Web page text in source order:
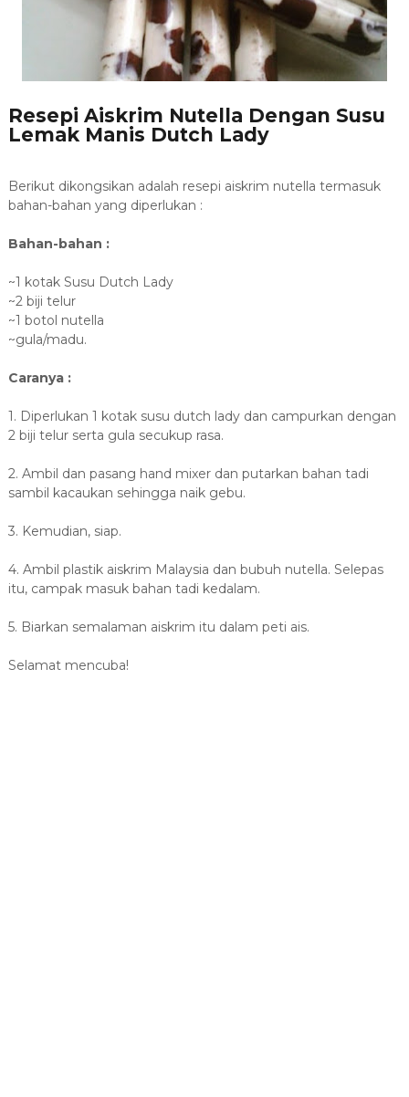
Resepi Aiskrim Nutella Dengan Susu
Lemak Manis Dutch Lady
Berikut dikongsikan adalah resepi aiskrim nutella termasuk
bahan-bahan yang diperlukan :
Bahan-bahan :
~1 kotak Susu Dutch Lady
~2 biji telur
~1 botol nutella
~gula/madu.
Caranya :
1. Diperlukan 1 kotak susu dutch lady dan campurkan dengan
2 biji telur serta gula secukup rasa.
2. Ambil dan pasang hand mixer dan putarkan bahan tadi
sambil kacaukan sehingga naik gebu.
3. Kemudian, siap.
4. Ambil plastik aiskrim Malaysia dan bubuh nutella. Selepas
itu, campak masuk bahan tadi kedalam.
5. Biarkan semalaman aiskrim itu dalam peti ais.
Selamat mencuba!